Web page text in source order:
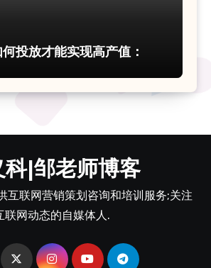
投放才能实现高产值：
科|邹老师博客
互联网营销策划咨询和培训服务;关注
联网动态的自媒体人.